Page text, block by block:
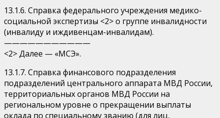
13.1.6. Справка федерального учреждения медико-
социальной экспертизы <2> о группе инвалидности
(инвалиду и иждивенцам-инвалидам).
———————————
<2> Далее — «МСЭ».
13.1.7. Справка финансового подразделения
подразделений центрального аппарата МВД России,
территориальных органов МВД России на
региональном уровне о прекращении выплаты
оклада по специальному званию (для лиц,